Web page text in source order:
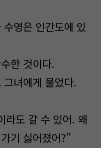
영은 인간도에 있
한 것이다.
녀에게 물었다.
라도 갈 수 있어. 왜
기 싫어졌어?”